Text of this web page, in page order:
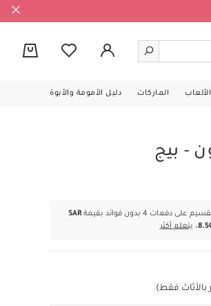
الماركات دليل الأمومة والأبوة
- بيج
على دفعات 4 بدون فوائد بقيمة
SAR
يتعلم أكثر